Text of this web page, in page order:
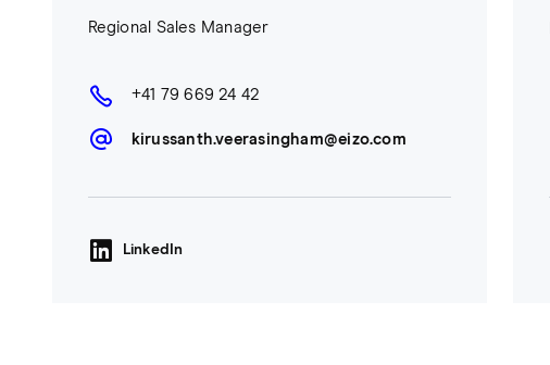
Regional Sales Manager
+41 79 669 24 42
kirussanth.veerasingham@eizo.com
LinkedIn